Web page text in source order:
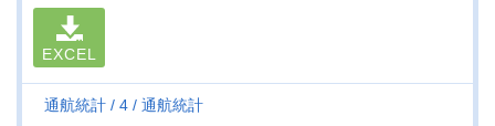
EXCEL
通航統計 4 通航統計